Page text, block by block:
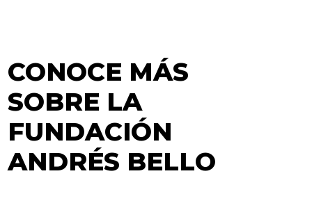
CONOCE MÁS
SOBRE LA
FUNDACIÓN
ANDRÉS BELLO